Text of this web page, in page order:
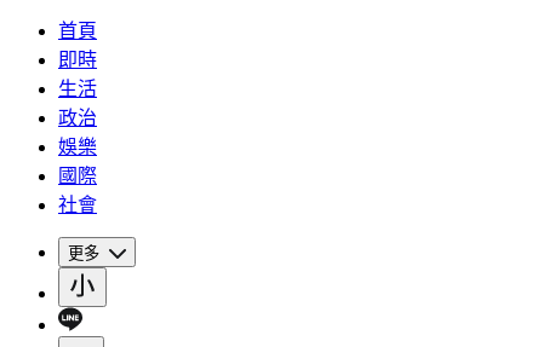
首頁
即時
生活
政治
娛樂
國際
社會
更多